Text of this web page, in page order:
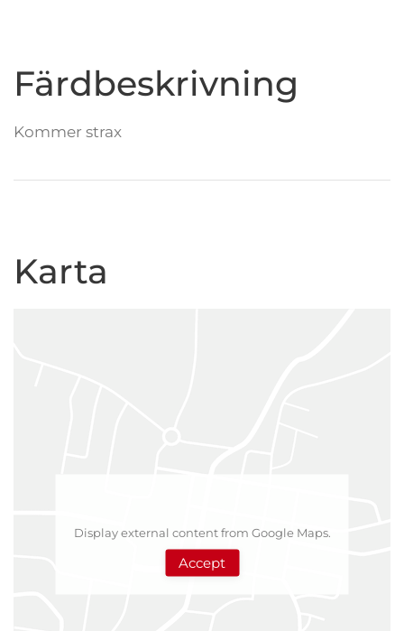
Färdbeskrivning
Kommer strax
Karta
Display external content from Google Maps.
Accept